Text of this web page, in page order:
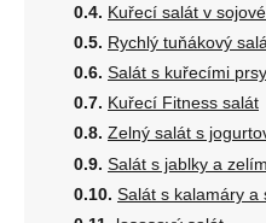
Kuřecí salát v
Rychlý tuňákový
Salát s kuřecími
Kuřecí Fitness salát
Zelný salát s
Salát s jablky a zelím
Salát s kalamáry a